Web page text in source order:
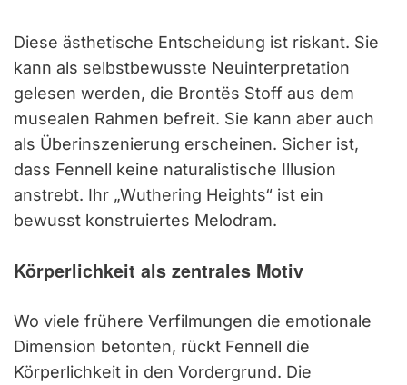
Diese ästhetische Entscheidung ist riskant. Sie
kann als selbstbewusste Neuinterpretation
gelesen werden, die Brontës Stoff aus dem
musealen Rahmen befreit. Sie kann aber auch
als Überinszenierung erscheinen. Sicher ist,
dass Fennell keine naturalistische Illusion
anstrebt. Ihr „Wuthering Heights“ ist ein
bewusst konstruiertes Melodram.
Körperlichkeit als zentrales Motiv
Wo viele frühere Verfilmungen die emotionale
Dimension betonten, rückt Fennell die
Körperlichkeit in den Vordergrund. Die